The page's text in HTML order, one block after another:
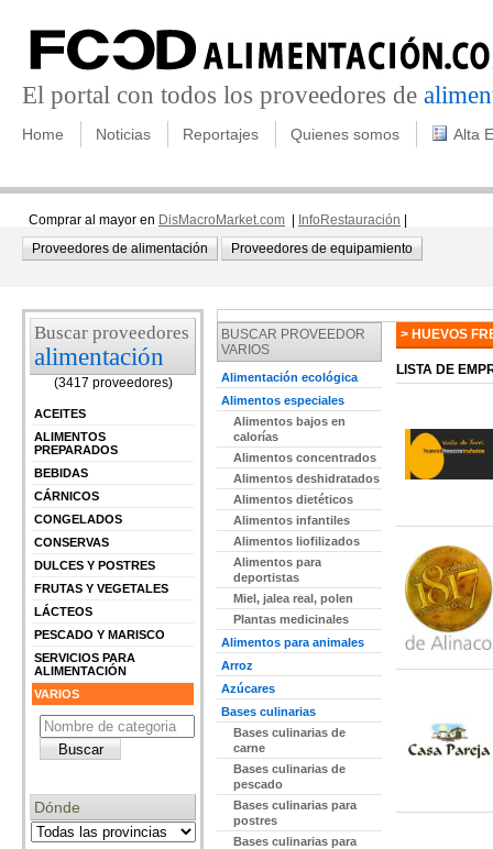
El portal con todos los proveedores de
Home Noticias Reportajes Quienes somos Alta
Comprar al mayor en DisMacroMarket.com InfoRestauración
Proveedores de alimentación
Proveedores de equipamiento
Buscar proveedores
alimentación
(3417 proveedores)
ACEITES
ALIMENTOS
PREPARADOS
BEBIDAS
CÁRNICOS
CONGELADOS
CONSERVAS
DULCES Y POSTRES
FRUTAS Y VEGETALES
LÁCTEOS
PESCADO Y MARISCO
SERVICIOS PARA
ALIMENTACIÓN
VARIOS
Dónde
BUSCAR PROVEEDOR
VARIOS
Alimentación ecológica
Alimentos especiales
Alimentos bajos en
calorías
Alimentos concentrados
Alimentos deshidratados
Alimentos dietéticos
Alimentos infantiles
Alimentos liofilizados
Alimentos para
deportistas
Miel, jalea real, polen
Plantas medicinales
Alimentos para animales
Arroz
Azúcares
Bases culinarias
Bases culinarias de
carne
Bases culinarias de
pescado
Bases culinarias para
postres
Bases culinarias para
> HUEVOS
LISTA DE